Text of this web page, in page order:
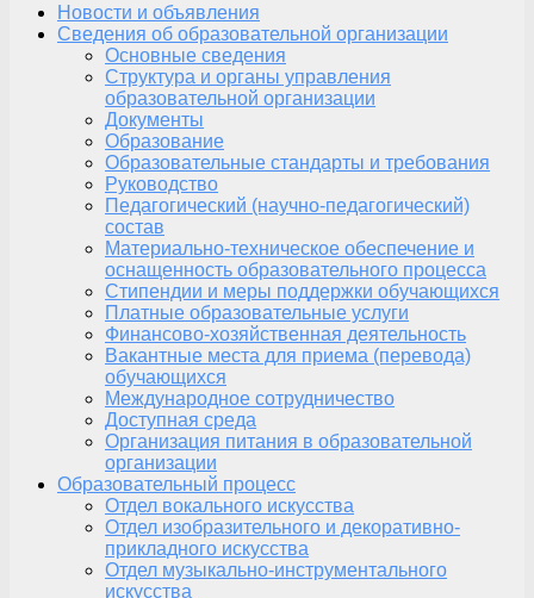
Новости и объявления
Сведения об образовательной организации
Основные сведения
Структура и органы управления
образовательной организации
Документы
Образование
Образовательные стандарты и требования
Руководство
Педагогический (научно-педагогический)
состав
Материально-техническое обеспечение и
оснащенность образовательного процесса
Стипендии и меры поддержки обучающихся
Платные образовательные услуги
Финансово-хозяйственная деятельность
Вакантные места для приема (перевода)
обучающихся
Международное сотрудничество
Доступная среда
Организация питания в образовательной
организации
Образовательный процесс
Отдел вокального искусства
Отдел изобразительного и декоративно-
прикладного искусства
Отдел музыкально-инструментального
искусства